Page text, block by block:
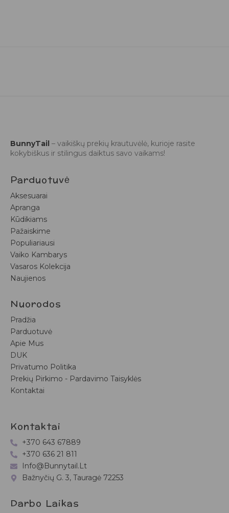
BunnyTail – vaikiškų prekių krautuvėlė, kurioje rasite
kokybiškus ir stilingus daiktus savo vaikams!
Parduotuvė
Aksesuarai
Apranga
Kūdikiams
Pažaiskime
Populiariausi
Vaiko Kambarys
Vasaros Kolekcija
Naujienos
Nuorodos
Pradžia
Parduotuvė
Apie Mus
DUK
Privatumo Politika
Prekių Pirkimo - Pardavimo Taisyklės
Kontaktai
Kontaktai
+370 643 67889
+370 636 21 811
Info@bunnytail.lt
Bažnyčių G. 3, Tauragė 72253
Darbo Laikas